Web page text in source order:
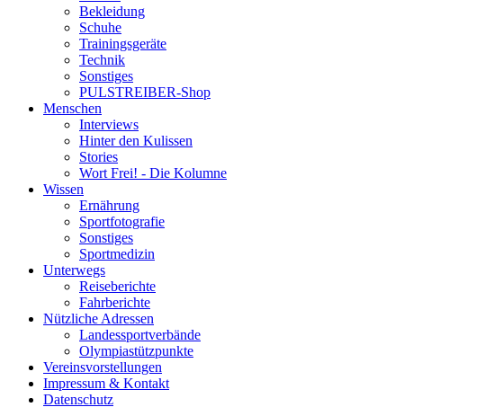
Bekleidung
Schuhe
Trainingsgeräte
Technik
Sonstiges
PULSTREIBER-Shop
Menschen
Interviews
Hinter den Kulissen
Stories
Wort Frei! - Die Kolumne
Wissen
Ernährung
Sportfotografie
Sonstiges
Sportmedizin
Unterwegs
Reiseberichte
Fahrberichte
Nützliche Adressen
Landessportverbände
Olympiastützpunkte
Vereinsvorstellungen
Impressum & Kontakt
Datenschutz